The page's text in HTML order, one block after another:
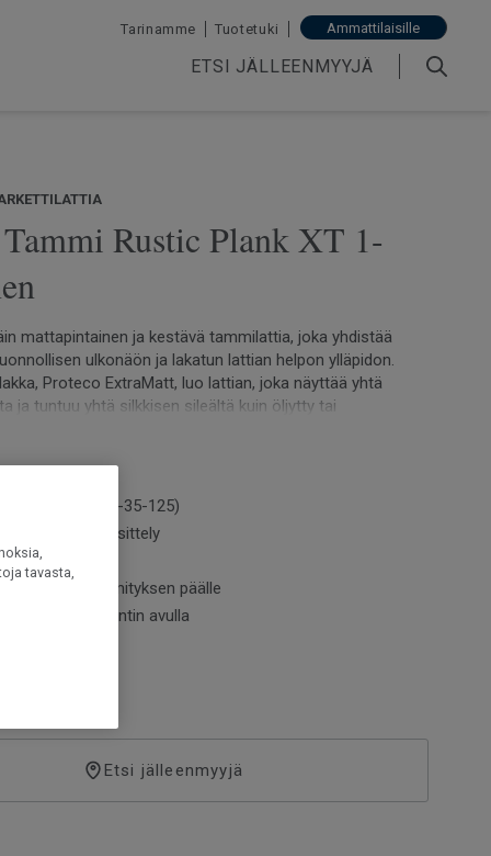
Tarinamme Tuotetuki Ammattilaisille
ETSI JÄLLEENMYYJÄ
Rustic Plank XT 1-
mattapintainen ja kestävä tammilattia, joka yhdistää
ulkonäön ja lakatun lattian helpon ylläpidon.
Proteco ExtraMatt, luo lattian, joka näyttää yhtä
ja tuntuu yhtä silkkisen sileältä kuin öljytty tai
Grace kestää hyvin tahroja, kestää päivittäistä
(PEFC / 05-35-125)
-pintakäsittely
lattialämmityksen päälle
2-lock-lukkopontin avulla
Etsi jälleenmyyjä
tavasta,